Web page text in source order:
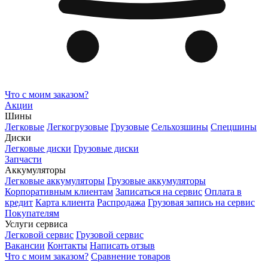
Что с моим заказом?
Акции
Шины
Легковые Легкогрузовые Грузовые Сельхозшины Спецшины
Диски
Легковые диски Грузовые диски
Запчасти
Аккумуляторы
Легковые аккумуляторы Грузовые аккумуляторы
Корпоративным клиентам Записаться на сервис Оплата в
кредит Карта клиента Распродажа Грузовая запись на сервис
Покупателям
Услуги сервиса
Легковой сервис Грузовой сервис
Вакансии Контакты Написать отзыв
Что с моим заказом? Сравнение товаров